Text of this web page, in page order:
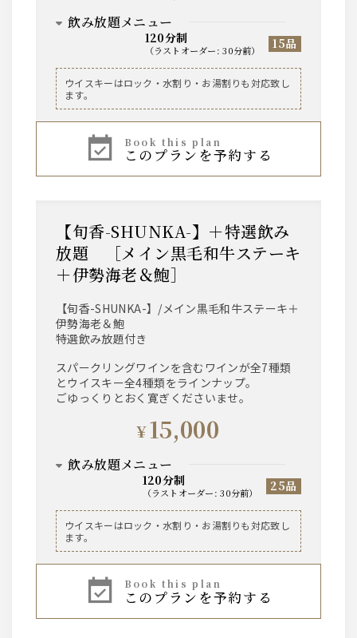
飲み放題メニュー
120分制
（ ラストオーダー:30分前） 15品
ビール
サントリー・ザ・プレミアム・モルツ 香るエー
ワイン
【泡】ラルス・ブリュット
リア シャルドネ
ウィスキー
サワー
日本酒
カクテル
カシス/オレンジ・ソーダ・ウーロン ・ グレープ
フルーツ
山崎梅酒/ソーダ・ロック・水割り
ソフトドリンク
オレンジジュース/グレープフルーツジュース／ペ
プシコーラ／ジンジャーエール／烏龍茶
ノンアルコールビールテイスト飲料オールフリー
ウイスキーはロック・水割り・お湯割りも対応致し
ます。
book this plan
このプランを予約する
【旬香-SHUNKA-】＋特選飲み
放題 ［メイン黒毛和牛ステーキ
＋伊勢海老＆鮑］
【旬香-SHUNKA-】/メイン黒毛和牛ステーキ＋
伊勢海老＆鮑
特選飲み放題付き
スパークリングワインを含むワインが全7種類
とウイスキー全4種類をラインナップ。
ごゆっくりとおく寛ぎくださいませ。
¥15,000
飲み放題メニュー
120分制
（ ラストオーダー:30分前） 25品
ビール
サントリー・ザ・プレミアム・モルツ 香るエー
ワイン
【泡２種】ラルス・ブリュット／エソルディオ・
ウイスキーはロック・水割り・お湯割りも対応致し
ます。
book this plan
このプランを予約する